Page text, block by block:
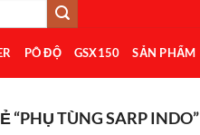
PÔ ĐỘ GSX150 SẢN PHẨM
TÙNG SARP INDO”